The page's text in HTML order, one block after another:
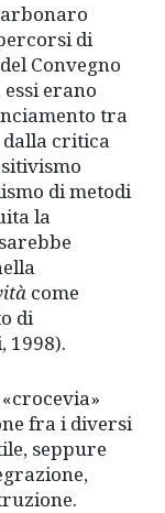
di
Convegno
erano
tra
critica
di metodi
la
come
di
1998).
fra i diversi
seppure